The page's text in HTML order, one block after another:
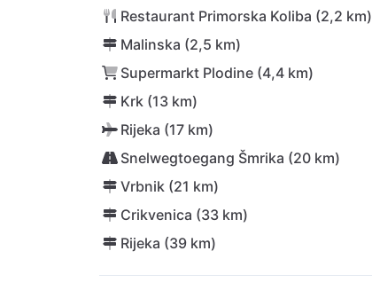
Restaurant Primorska Koliba (2,2 km)
Malinska (2,5 km)
Supermarkt Plodine (4,4 km)
Krk (13 km)
Rijeka (17 km)
Snelwegtoegang Šmrika (20 km)
Vrbnik (21 km)
Crikvenica (33 km)
Rijeka (39 km)